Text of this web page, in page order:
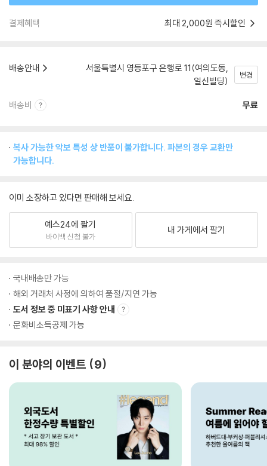
결제혜택 최대 2,000원 즉시할인
배송안내
서울특별시 영등포구 은행로 11(여의도동,
일신빌딩)
변경
배송비 무료
복사 가능한 악보 특성 상 반품이 불가합니다. 파본의 경우 교환만
가능합니다.
이미 소장하고 있다면 판매해 보세요.
예스24에 팔기
바이백 신청 불가
내 가게에서 팔기
국내배송만 가능
해외 거래처 사정에 의하여 품절/지연 가능
도서 정보 중 미표기 사항 안내
문화비소득공제 가능
이 분야의 이벤트 9